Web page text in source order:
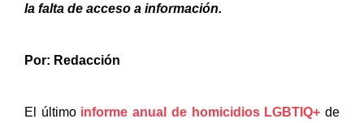
la falta de acceso a información.
Por: Redacción
El últimoinforme anual de homicidios LGBTIQ+ de